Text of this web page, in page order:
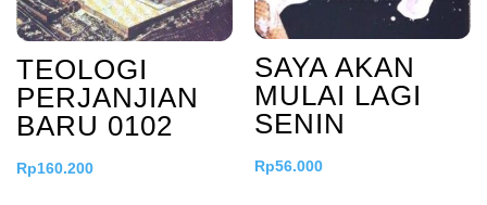
TEOLOGI
PERJANJIAN
BARU 0102
Rp160.200
SAYA AKAN
MULAI LAGI
SENIN
Rp56.000